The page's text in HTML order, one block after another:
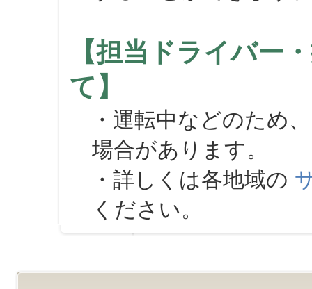
【担当ドライバー
て】
・運転中などのため
場合があります。
・詳しくは各地域の
ください。